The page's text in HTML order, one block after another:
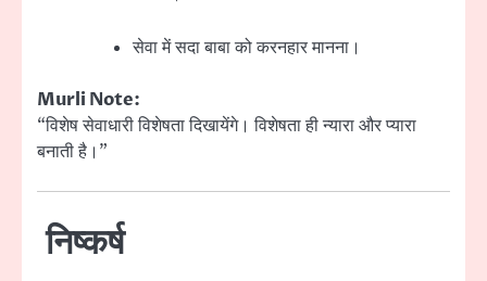
सेवा में सदा बाबा को करनहार मानना।
Murli Note:
“विशेष सेवाधारी विशेषता दिखायेंगे। विशेषता ही न्यारा और प्यारा
बनाती है।”
निष्कर्ष